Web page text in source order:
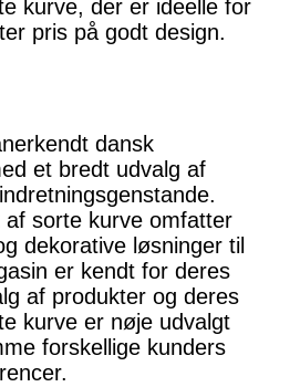
kurve, der er ideelle for
pris på godt design.
dansk
et bredt udvalg af
af sorte kurve omfatter
dekorative løsninger til
er kendt for deres
af produkter og deres
kurve er nøje udvalgt
forskellige kunders